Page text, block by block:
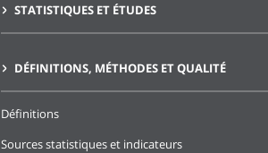
STATISTIQUES ET ÉTUDES
DÉFINITIONS, MÉTHODES ET QUALITÉ
Définitions
Sources statistiques et indicateurs